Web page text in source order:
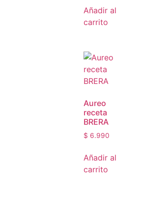
Añadir al
carrito
Aureo
receta
BRERA
$ 6.990
Añadir al
carrito